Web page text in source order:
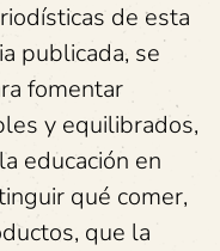
de esta
publicada, se
fomentar
y equilibrados,
educación en
qué comer,
que la